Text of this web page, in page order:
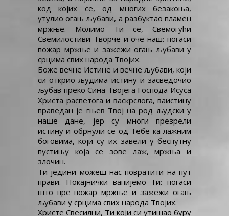
код којих се, од многих безакоња,
утулио огањ љубави, а разбуктао пламен
мржње. Молимо Ти се, Свемогући
Свемилостиви Творче и оче наш: погаси
пожар мржње и зажежи огањ љубави у
срцима свих народа Твојих.
Боже вечне Истине и вечне љубави, који
си открио људима истину и засведочио
љубав преко Сина Твојега Господа Исуса
Христа распетога и васкрслога, ваистину
праведан је гњев Твој на род људски у
наше дане, јер су многи презрели
истину и обрнули се од Тебе ка лажним
боговима, који су их завели у беспутну
пустињу која се зове лаж, мржња и
злочин.
Ти једини можеш нас повратити на пут
прави. Покајнички вапијемо Ти: погаси
што пре пожар мржње и зажежи огањ
љубави у срцима свих народа Твојих.
Христе Свесилни, Ти који си утишао буру